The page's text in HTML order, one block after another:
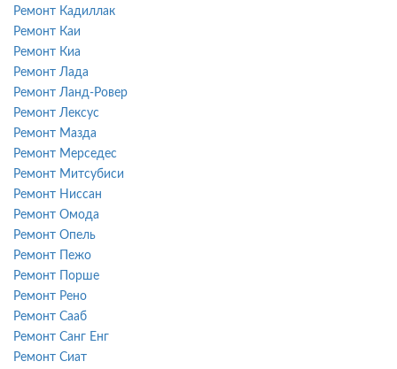
Ремонт Кадиллак
Ремонт Каи
Ремонт Киа
Ремонт Лада
Ремонт Ланд-Ровер
Ремонт Лексус
Ремонт Мазда
Ремонт Мерседес
Ремонт Митсубиси
Ремонт Ниссан
Ремонт Омода
Ремонт Опель
Ремонт Пежо
Ремонт Порше
Ремонт Рено
Ремонт Сааб
Ремонт Санг Енг
Ремонт Сиат